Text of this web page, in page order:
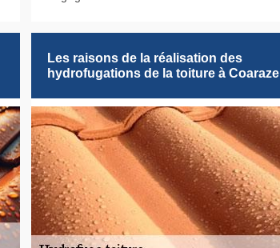
Les raisons de la réalisation des
hydrofugations de la toiture à Coaraze